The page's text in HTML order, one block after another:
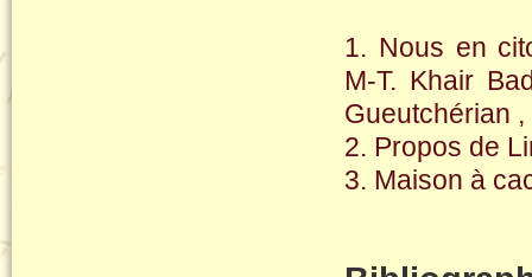
1. Nous en
M-T. Khair
Gueutchérian
2. Propos de
3. Maison à